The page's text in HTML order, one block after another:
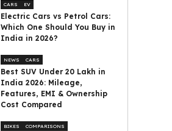
CARS EV
Electric Cars vs Petrol Cars:
Which One Should You Buy in
India in 2026?
NEWS CARS
Best SUV Under ₹20 Lakh in
India 2026: Mileage,
Features, EMI & Ownership
Cost Compared
BIKES COMPARISONS